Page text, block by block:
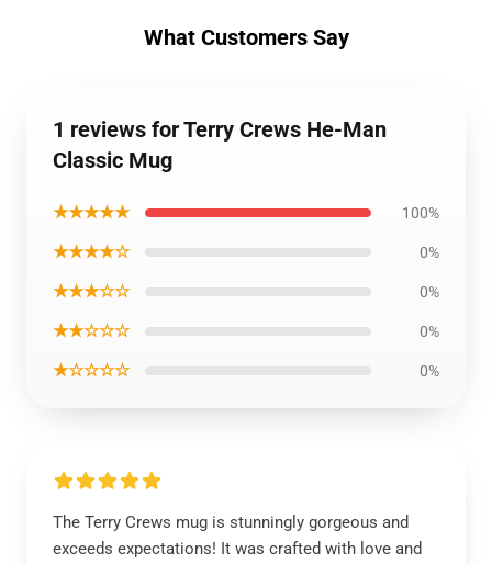
What Customers Say
1 reviews for Terry Crews He-Man
Classic Mug
★★★★★ 100%
★★★★☆ 0%
★★★☆☆ 0%
★★☆☆☆ 0%
★☆☆☆☆ 0%
The Terry Crews mug is stunningly gorgeous and
exceeds expectations! It was crafted with love and